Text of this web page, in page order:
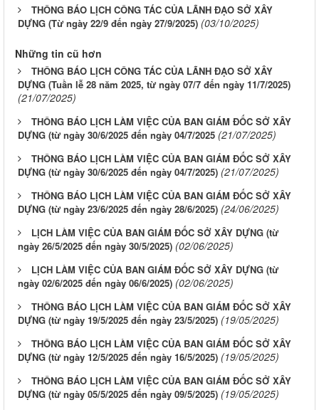
THÔNG BÁO LỊCH CÔNG TÁC CỦA LÃNH ĐẠO SỞ XÂY
DỰNG (Từ ngày 22/9 đến ngày 27/9/2025) (03/10/2025)
Những tin cũ hơn
THÔNG BÁO LỊCH CÔNG TÁC CỦA LÃNH ĐẠO SỞ XÂY
DỰNG (Tuần lễ 28 năm 2025, từ ngày 07/7 đến ngày 11/7/2025)
(21/07/2025)
THÔNG BÁO LỊCH LÀM VIỆC CỦA BAN GIÁM ĐỐC SỞ XÂY
DỰNG (từ ngày 30/6/2025 đến ngày 04/7/2025 (21/07/2025)
THÔNG BÁO LỊCH LÀM VIỆC CỦA BAN GIÁM ĐỐC SỞ XÂY
DỰNG (từ ngày 30/6/2025 đến ngày 04/7/2025) (21/07/2025)
THÔNG BÁO LỊCH LÀM VIỆC CỦA BAN GIÁM ĐỐC SỞ XÂY
DỰNG (từ ngày 23/6/2025 đến ngày 28/6/2025) (24/06/2025)
LỊCH LÀM VIỆC CỦA BAN GIÁM ĐỐC SỞ XÂY DỰNG (từ
ngày 26/5/2025 đến ngày 30/5/2025) (02/06/2025)
LỊCH LÀM VIỆC CỦA BAN GIÁM ĐỐC SỞ XÂY DỰNG (từ
ngày 02/6/2025 đến ngày 06/6/2025) (02/06/2025)
THÔNG BÁO LỊCH LÀM VIỆC CỦA BAN GIÁM ĐỐC SỞ XÂY
DỰNG (từ ngày 19/5/2025 đến ngày 23/5/2025) (19/05/2025)
THÔNG BÁO LỊCH LÀM VIỆC CỦA BAN GIÁM ĐỐC SỞ XÂY
DỰNG (từ ngày 12/5/2025 đến ngày 16/5/2025) (19/05/2025)
THÔNG BÁO LỊCH LÀM VIỆC CỦA BAN GIÁM ĐỐC SỞ XÂY
DỰNG (từ ngày 05/5/2025 đến ngày 09/5/2025) (19/05/2025)